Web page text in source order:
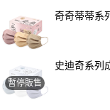
奇奇蒂蒂系
暫停販售
史迪奇系列